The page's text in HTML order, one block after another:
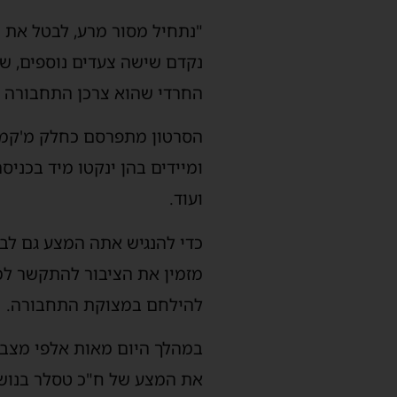
"נתחיל מסור מרע, לבטל
נקדם שישה צעדים נוספים,
החרדי שהוא צרכן התחבורה
הסרטון מתפרסם כחלק
ומיידים בהן ינקטו מיד
ועוד.
כדי להנגיש אתה המצע גם
מזמין את הציבור להתקשר
להילחם במצוקת התחבורה.
במהלך היום מאות אלפי
את המצע של ח"כ טסלר